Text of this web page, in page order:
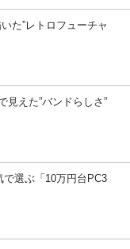
た”レトロフューチャ
見えた”バンドらしさ”
選ぶ「10万円台PC3